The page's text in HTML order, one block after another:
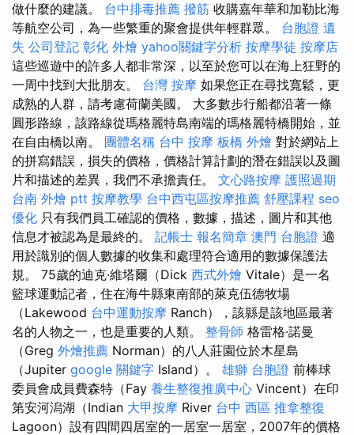
做什麼的建議。 台中排毒推薦 撥筋 收購嘉年華和加勒比海
等航空公司，為一些繁重的聚會提供年輕群眾。 台胞證 遺
失 公司登記 彰化 外燴 yahoo關鍵字分析 按摩學徒 按摩店
這些巡遊中的許多人都非常深，以至於您可以在海上狂野的
一周中找到大批朋友。 台灣 按摩 如果您正在尋找寬鬆，更
成熟的人群，請考慮荷蘭美國。 大多數步行船都沿著一條
圓形路線，該路線從瑪格麗特島南端的瑪格麗特橋開始，並
在自由橋以南。 團體名稱 台中 按摩 板橋 外燴 對於網站上
的拼寫錯誤，損失的價格，價格計算計劃的潛在錯誤以及圖
片和描述的差異，我們不承擔責任。 文心路按摩 護照過期
台南 外燴 ptt 按摩教學 台中西屯區按摩推薦 舒壓課程 seo
優化 只有我們員工確認的價格，數據，描述，圖片和其他
信息才被認為是最終的。 記帳士 報名簡章 澳門 台胞證 適
用於識別的個人數據的收集和處理符合適用的數據保護法
規。 75歲的迪克·維塔爾（Dick 西式外燴 Vitale）是一名
籃球運動記者，住在海牛縣東南部的萊克伍德牧場
（Lakewood 台中運動按摩 Ranch），該縣是該地區最著
名的人物之一，也是重要的人類。 整骨師 格雷格·諾曼
（Greg 外燴推薦 Norman）的八人莊園位於木星島
（Jupiter google 關鍵字 Island）。 雄獅 台胞證 前棒球
委員會成員費森特（Fay 養生整復推廣中心 Vincent）在印
第安河潟湖（Indian 大甲按摩 River 台中 西區 推拿整復
Lagoon）設有四間四居室的一居室一居室，2007年的價格